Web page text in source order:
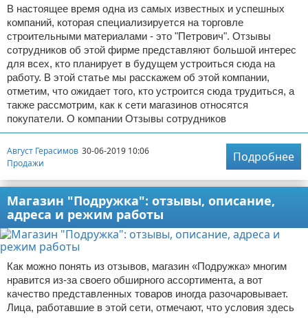
В настоящее время одна из самых известных и успешных
компаний, которая специализируется на торговле
строительными материалами - это "Петрович". Отзывы
сотрудников об этой фирме представляют большой интерес
для всех, кто планирует в будущем устроиться сюда на
работу. В этой статье мы расскажем об этой компании,
отметим, что ожидает того, кто устроится сюда трудиться, а
также рассмотрим, как к сети магазинов относятся
покупатели. О компании Отзывы сотрудников
Август Герасимов 30-06-2019 10:06
Продажи
Подробнее
Магазин "Подружка": отзывы, описание,
адреса и режим работы
Как можно понять из отзывов, магазин «Подружка» многим
нравится из-за своего обширного ассортимента, а вот
качество представленных товаров иногда разочаровывает.
Лица, работавшие в этой сети, отмечают, что условия здесь